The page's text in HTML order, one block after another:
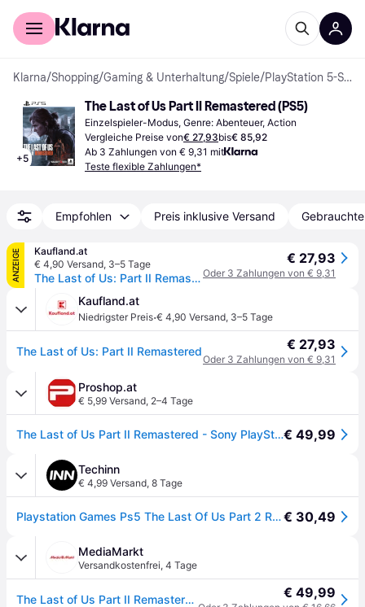
Für Shopper
Klarna/Shopping/Gaming & Unterhaltung/Spiele/ PlayStation 5-Spiele
+5
The Last of Us Part II Remastered (PS5)
Einzelspieler-Modus, Genre: Abenteuer, Action
Vergleiche Preise von€ 27,93bis€ 85,92
Ab 3 Zahlungen von € 9,31 mit
Teste flexible Zahlungen*
Empfohlen Preis inklusive Versand
ANZEIGE
Kaufland.at
€ 4,90 Versand, 3–5 Tage
The Last of Us: Part II Remastered
€ 27,93
Oder 3 Zahlungen von € 9,31
Kaufland.at
Niedrigster Preis·€ 4,90 Versand, 3–5 Tage
The Last of Us: Part II Remastered € 27,93
Oder 3 Zahlungen von € 9,31
Proshop.at
€ 5,99 Versand, 2–4 Tage
The Last of Us Part II Remastered - Sony PlayStation 5 - Action - PEGI 18€ 49,99
Techinn
€ 4,99 Versand, 8 Tage
Playstation Games Ps5 The Last Of Us Part 2 Remastered Durchsichtig PAL€ 30,49
MediaMarkt
Versandkostenfrei, 4 Tage
The Last of Us Part II Remastered - PlayStation 5 [Blu-ray] € 49,99